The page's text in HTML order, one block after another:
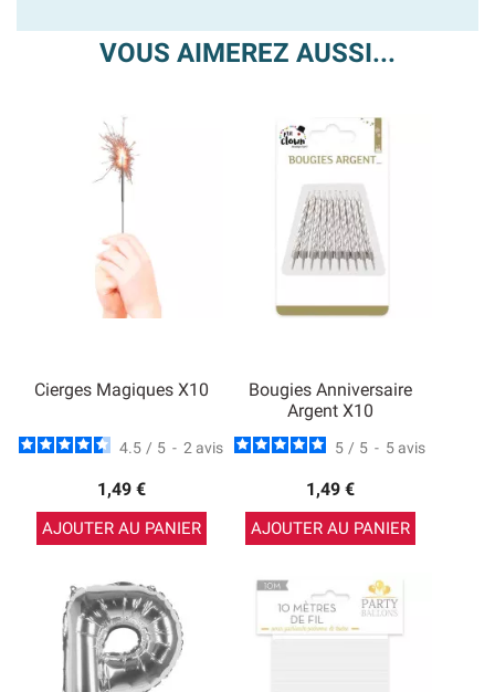
VOUS AIMEREZ AUSSI...
Cierges Magiques X10
4.5 / 5 - 2 avis
1,49 €
AJOUTER AU PANIER
Bougies Anniversaire
Argent X10
5 / 5 - 5 avis
1,49 €
AJOUTER AU PANIER